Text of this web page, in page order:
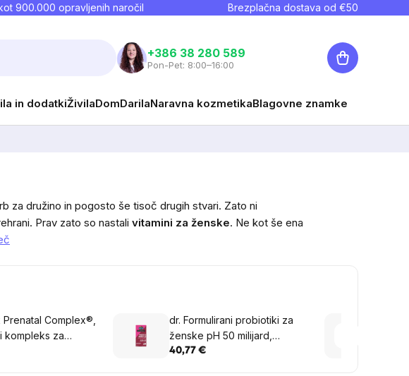
900.000 opravljenih naročil Brezplačna dostava od €50
+386 38 280 589
Pon-Pet: 8:00–16:00
Košarica
in dodatkiŽivilaDomDarilaNaravna kozmetikaBlagovne znamke
za družino in pogosto še tisoč drugih stvari. Zato ni
Prav zato so nastali vitamini za ženske. Ne kot še ena
Prenatal Complex®,
kompleks za
dr. Formulirani probiotiki za
ženske pH 50 milijard,
probiotiki, prebiotiki in
40,77 €